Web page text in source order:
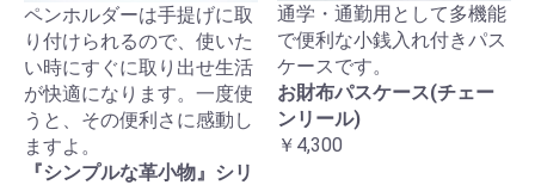
ペンホルダーは手提げに取
り付けられるので、使いた
い時にすぐに取り出せ生活
が快適になります。一度使
うと、その便利さに感動し
ますよ。
『シンプルな革小物』シリ
通学・通勤用として多機能
で便利な小銭入れ付きパス
ケースです。
お財布パスケース(チェー
ンリール)
￥4,300